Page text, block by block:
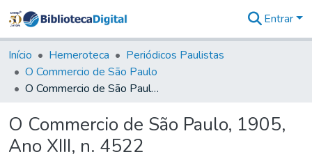
&
Coleções
Tudo na
Biblioteca
Estatísticas
Entrar
Início Hemeroteca
Periódicos Paulistas
O Commercio de São Paulo
O Commercio de São Paulo, 1905, Ano XIII, n. 4522
O Commercio de São Paulo, 1905,
Ano XIII, n. 4522